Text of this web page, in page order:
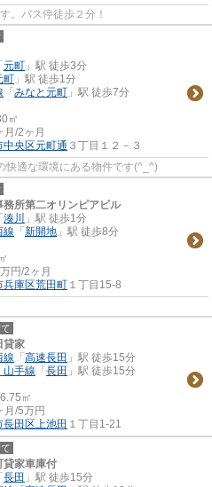
。バス停徒歩２分！
元町 」駅 徒歩3分
町 」駅 徒歩1分
「 みなと元町 」駅 徒歩7分
㎡
月/2ヶ月
中央区元町通 ３丁目１２－３
快適な環境にある物件です(^_^)
務所第二オリンピアビル
湊川
」駅 徒歩1分
線 「 新開地 」駅 徒歩8分
円/2ヶ月
兵庫区荒田町 １丁目15-8
貸家
線 「 高速長田 」駅 徒歩15分
山手線 「 長田 」駅 徒歩15分
㎡
月/5万円
長田区上池田 １丁目1-21
貸家車庫付
長田 」駅 徒歩15分